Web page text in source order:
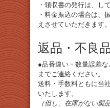
・領収書の発行は、し
・料金振込の場合は、
えさせていただきます。
返品・不良
●品番違い・数量誤差
までご連絡ください。
送料・手数料ともに当
いたします。
（但し、在庫がない製